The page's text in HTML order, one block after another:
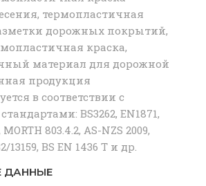
термопластичная
дорожных покрытий,
краска,
материал для дорожной
продукция
в соответствии с
BS3262, EN1871,
803.4.2, AS-NZS 2009,
13159, BS EN 1436 T и др.
ДАННЫЕ